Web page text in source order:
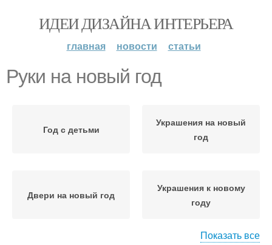
ИДЕИ ДИЗАЙНА ИНТЕРЬЕРА
главная новости статьи
Руки на новый год
Год с детьми
Украшения на новый
год
Двери на новый год
Украшения к новому
году
Показать все